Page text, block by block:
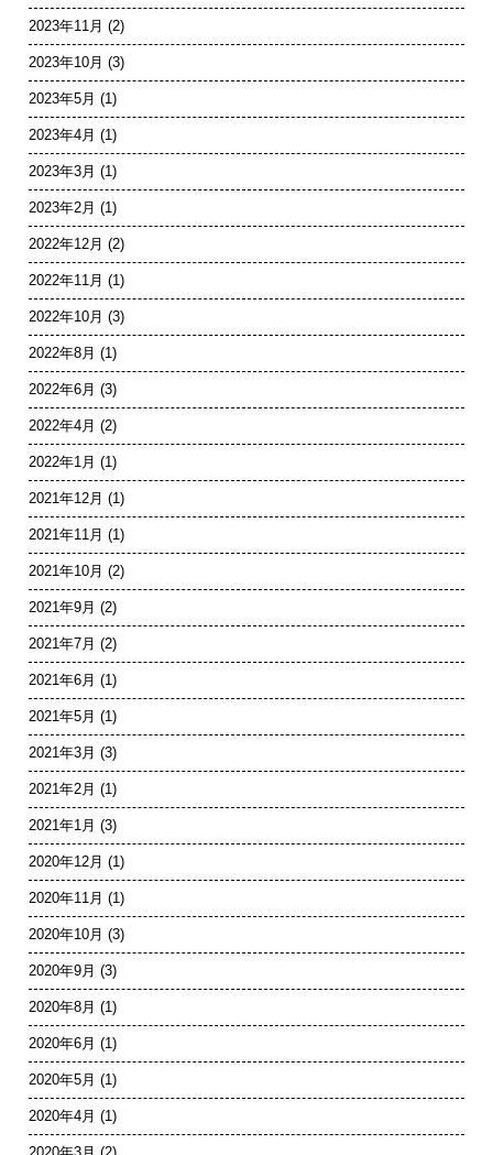
2023年11月 (2)
2023年10月 (3)
2023年5月 (1)
2023年4月 (1)
2023年3月 (1)
2023年2月 (1)
2022年12月 (2)
2022年11月 (1)
2022年10月 (3)
2022年8月 (1)
2022年6月 (3)
2022年4月 (2)
2022年1月 (1)
2021年12月 (1)
2021年11月 (1)
2021年10月 (2)
2021年9月 (2)
2021年7月 (2)
2021年6月 (1)
2021年5月 (1)
2021年3月 (3)
2021年2月 (1)
2021年1月 (3)
2020年12月 (1)
2020年11月 (1)
2020年10月 (3)
2020年9月 (3)
2020年8月 (1)
2020年6月 (1)
2020年5月 (1)
2020年4月 (1)